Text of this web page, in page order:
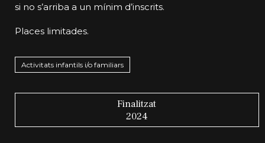
si no s’arriba a un mínim d’inscrits.
Places limitades.
Activitats infantils i/o familiars
Finalitzat
2024